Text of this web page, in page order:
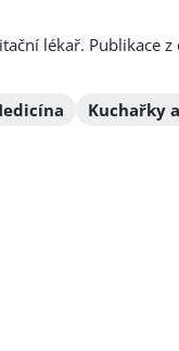
lékař. Publikace z
Kuchařky